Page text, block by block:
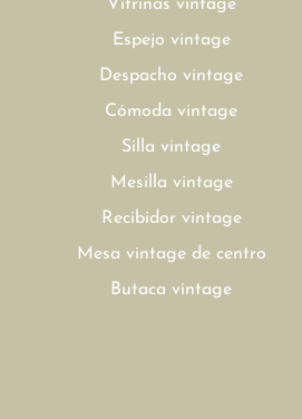
Vitrinas vintage
Espejo vintage
Despacho vintage
Cómoda vintage
Silla vintage
Mesilla vintage
Recibidor vintage
Mesa vintage de centro
Butaca vintage